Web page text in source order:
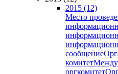
2015 (12)
Место
сообщение
комитет
оргкомитет